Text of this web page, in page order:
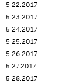
5.22.2017
5.23.2017
5.24.2017
5.25.2017
5.26.2017
5.27.2017
5.28.2017